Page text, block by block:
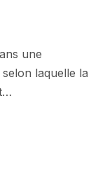
une
laquelle la